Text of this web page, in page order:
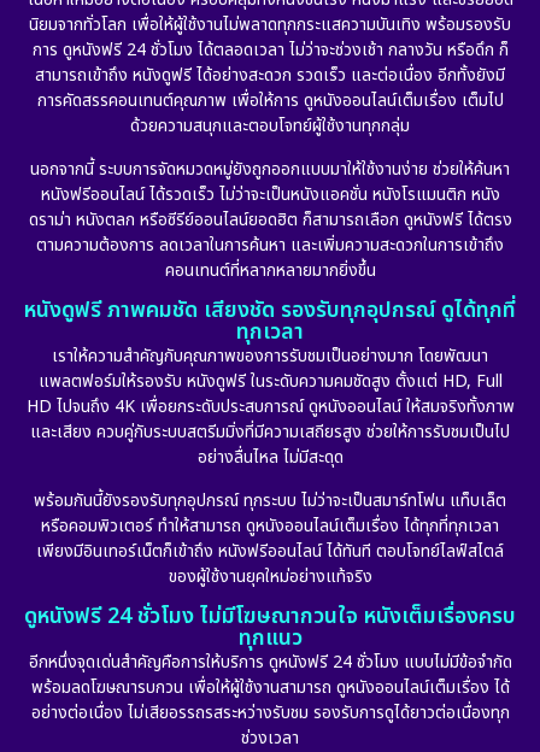
นิยมจากทั่วโลก เพื่อให้ผู้ใช้งานไม่พลาดทุกกระแสความบันเทิง พร้อมรองรับ
การ ดูหนังฟรี 24 ชั่วโมง ได้ตลอดเวลา ไม่ว่าจะช่วงเช้า กลางวัน หรือดึก ก็
สามารถเข้าถึง หนังดูฟรี ได้อย่างสะดวก รวดเร็ว และต่อเนื่อง อีกทั้งยังมี
การคัดสรรคอนเทนต์คุณภาพ เพื่อให้การ ดูหนังออนไลน์เต็มเรื่อง เต็มไป
ด้วยความสนุกและตอบโจทย์ผู้ใช้งานทุกกลุ่ม
นอกจากนี้ ระบบการจัดหมวดหมู่ยังถูกออกแบบมาให้ใช้งานง่าย ช่วยให้ค้นหา
หนังฟรีออนไลน์ ได้รวดเร็ว ไม่ว่าจะเป็นหนังแอคชั่น หนังโรแมนติก หนัง
ดราม่า หนังตลก หรือซีรีย์ออนไลน์ยอดฮิต ก็สามารถเลือก ดูหนังฟรี ได้ตรง
ตามความต้องการ ลดเวลาในการค้นหา และเพิ่มความสะดวกในการเข้าถึง
คอนเทนต์ที่หลากหลายมากยิ่งขึ้น
หนังดูฟรี ภาพคมชัด เสียงชัด รองรับทุกอุปกรณ์ ดูได้ทุกที่
ทุกเวลา
เราให้ความสำคัญกับคุณภาพของการรับชมเป็นอย่างมาก โดยพัฒนา
แพลตฟอร์มให้รองรับ หนังดูฟรี ในระดับความคมชัดสูง ตั้งแต่ HD, Full
HD ไปจนถึง 4K เพื่อยกระดับประสบการณ์ ดูหนังออนไลน์ ให้สมจริงทั้งภาพ
และเสียง ควบคู่กับระบบสตรีมมิ่งที่มีความเสถียรสูง ช่วยให้การรับชมเป็นไป
อย่างลื่นไหล ไม่มีสะดุด
พร้อมกันนี้ยังรองรับทุกอุปกรณ์ ทุกระบบ ไม่ว่าจะเป็นสมาร์ทโฟน แท็บเล็ต
หรือคอมพิวเตอร์ ทำให้สามารถ ดูหนังออนไลน์เต็มเรื่อง ได้ทุกที่ทุกเวลา
เพียงมีอินเทอร์เน็ตก็เข้าถึง หนังฟรีออนไลน์ ได้ทันที ตอบโจทย์ไลฟ์สไตล์
ของผู้ใช้งานยุคใหม่อย่างแท้จริง
ดูหนังฟรี 24 ชั่วโมง ไม่มีโฆษณากวนใจ หนังเต็มเรื่องครบ
ทุกแนว
อีกหนึ่งจุดเด่นสำคัญคือการให้บริการ ดูหนังฟรี 24 ชั่วโมง แบบไม่มีข้อจำกัด
พร้อมลดโฆษณารบกวน เพื่อให้ผู้ใช้งานสามารถ ดูหนังออนไลน์เต็มเรื่อง ได้
อย่างต่อเนื่อง ไม่เสียอรรถรสระหว่างรับชม รองรับการดูได้ยาวต่อเนื่องทุก
ช่วงเวลา